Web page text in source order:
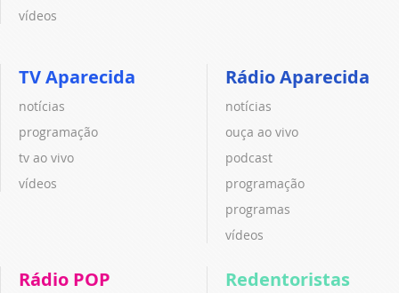
vídeos
TV Aparecida
notícias
programação
tv ao vivo
vídeos
Rádio Aparecida
notícias
ouça ao vivo
podcast
programação
programas
vídeos
Rádio POP Redentoristas